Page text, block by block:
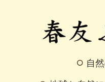
自